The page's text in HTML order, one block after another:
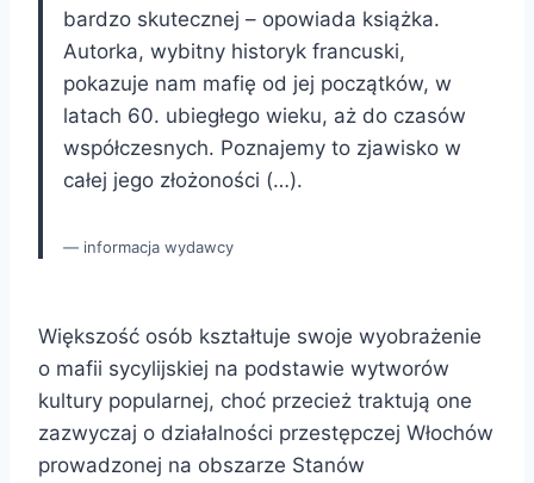
bardzo skutecznej – opowiada książka.
Autorka, wybitny historyk francuski,
pokazuje nam mafię od jej początków, w
latach 60. ubiegłego wieku, aż do czasów
współczesnych. Poznajemy to zjawisko w
całej jego złożoności (…).
informacja wydawcy
Większość osób kształtuje swoje wyobrażenie
o mafii sycylijskiej na podstawie wytworów
kultury popularnej, choć przecież traktują one
zazwyczaj o działalności przestępczej Włochów
prowadzonej na obszarze Stanów